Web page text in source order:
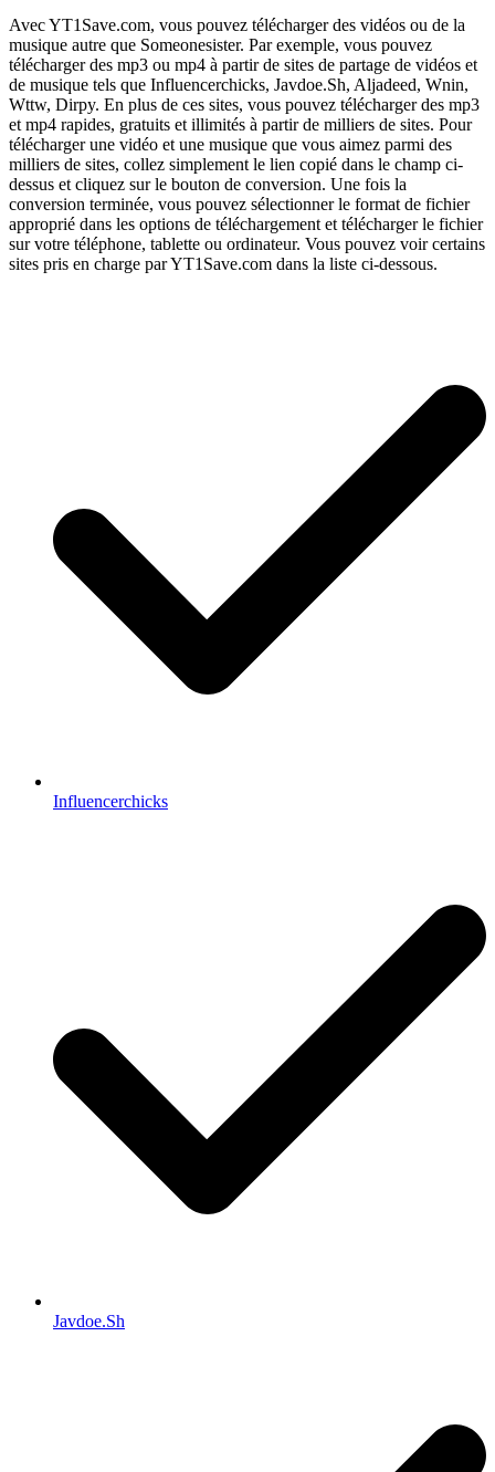
Avec YT1Save.com, vous pouvez télécharger des vidéos ou de la
musique autre que Someonesister. Par exemple, vous pouvez
télécharger des mp3 ou mp4 à partir de sites de partage de vidéos et
de musique tels que Influencerchicks, Javdoe.Sh, Aljadeed, Wnin,
Wttw, Dirpy. En plus de ces sites, vous pouvez télécharger des mp3
et mp4 rapides, gratuits et illimités à partir de milliers de sites. Pour
télécharger une vidéo et une musique que vous aimez parmi des
milliers de sites, collez simplement le lien copié dans le champ ci-
dessus et cliquez sur le bouton de conversion. Une fois la
conversion terminée, vous pouvez sélectionner le format de fichier
approprié dans les options de téléchargement et télécharger le fichier
sur votre téléphone, tablette ou ordinateur. Vous pouvez voir certains
sites pris en charge par YT1Save.com dans la liste ci-dessous.
Influencerchicks
Javdoe.Sh